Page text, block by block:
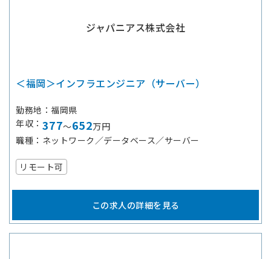
ジャパニアス株式会社
＜福岡＞インフラエンジニア（サーバー）
勤務地
福岡県
年収
377～652万円
職種
ネットワーク／データベース／サーバー
リモート可
この求人の詳細を見る